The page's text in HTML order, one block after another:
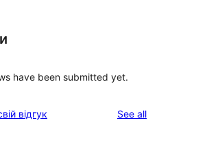
have been submitted yet.
відгук See allreviews